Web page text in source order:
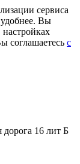
сервиса
удобнее. Вы
соглашаетесь c
16 лит Б